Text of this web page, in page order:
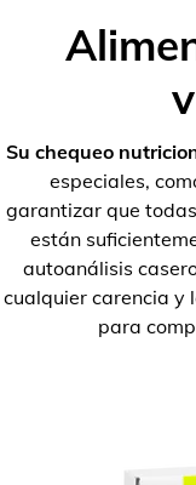
Su chequeo
especiales,
garantizar que
están
autoanálisis
cualquier carencia y
para